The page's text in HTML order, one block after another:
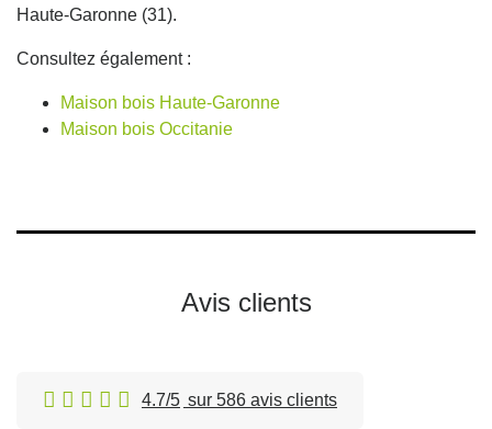
Haute-Garonne (31).
Consultez également :
Maison bois Haute-Garonne
Maison bois Occitanie
Avis clients
4.7/5 sur 586 avis clients